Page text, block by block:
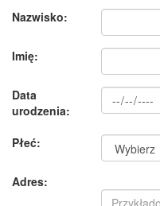
Nazwisko:
Imię:
Data
urodzenia:
Płeć:
Adres: